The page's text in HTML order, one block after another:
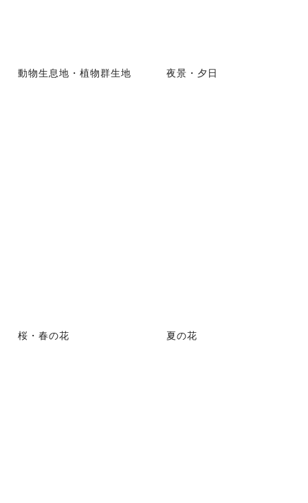
動物生息地・植物群生地 夜景・夕日
桜・春の花 夏の花